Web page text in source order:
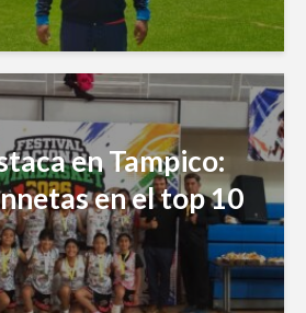
en Tampico:
en el top 10